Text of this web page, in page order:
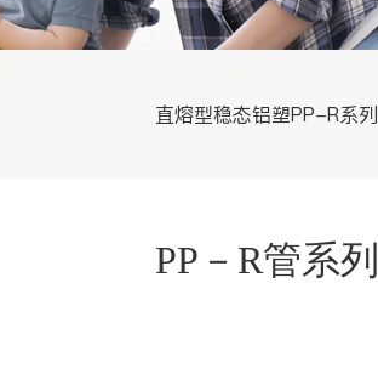
直熔型稳态铝塑PP-R系列
PP－R管系列